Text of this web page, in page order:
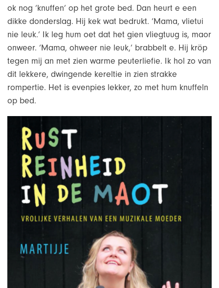
ok nog ‘knuffen’ op het grote bed. Dan heurt e een
dikke donderslag. Hij kek wat bedrukt. ‘Mama, vlietui
nie leuk.’ Ik leg hum oet dat het gien vliegtuug is, maor
onweer. ‘Mama, ohweer nie leuk,’ brabbelt e. Hij kröp
tegen mij an met zien warme peuterliefie. Ik hol zo van
dit lekkere, dwingende kereltie in zien strakke
rompertie. Het is evenpies lekker, zo met hum knuffeln
op bed.